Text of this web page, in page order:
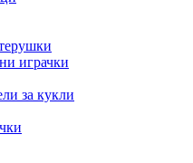
играчки
за кукли